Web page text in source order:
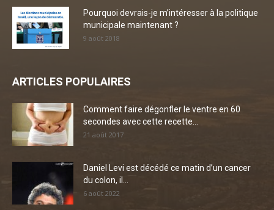
Pourquoi devrais-je m’intéresser à la politique
municipale maintenant ?
9 août 2018
ARTICLES POPULAIRES
Comment faire dégonfler le ventre en 60
secondes avec cette recette...
21 août 2017
Daniel Levi est décédé ce matin d’un cancer
du colon, il...
6 août 2022